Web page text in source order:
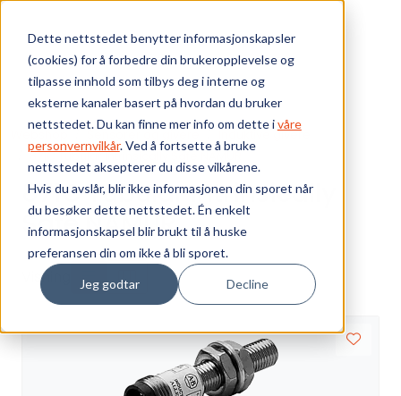
Dette nettstedet benytter informasjonskapsler
(cookies) for å forbedre din brukeropplevelse og
tilpasse innhold som tilbys deg i interne og
eksterne kanaler basert på hvordan du bruker
nettstedet. Du kan finne mer info om dette ivåre
personvernvilkår. Ved å fortsette å bruke
nettstedet aksepterer du disse vilkårene.
Hvis du avslår, blir ikke informasjonen din sporet når
du besøker dette nettstedet. Én enkelt
informasjonskapsel blir brukt til å huske
preferansen din om ikke å bli sporet.
Jeg godtar Decline
Skip to main content
Webshop Sensorer og givere
Induktive givere
871C Tubular Intrinsically Safe NAMUR
871C Tubular Intrinsically
Safe NAMUR
Visning
Bærekraft
Vi tilbyr
Ressurser
Om oss